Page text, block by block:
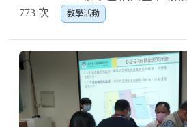
773 次
教學活動